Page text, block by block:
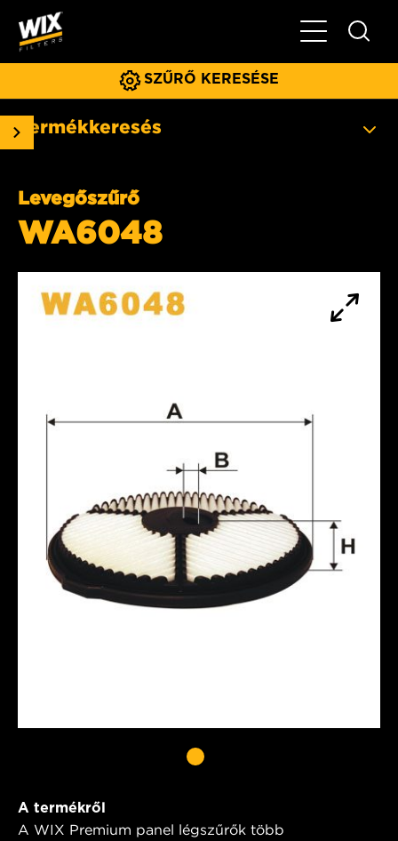
Főmenü
SZŰRŐ KERESÉSE
Termékkeresés
Levegőszűrő
WA6048
A termékről
A WIX Premium panel légszűrők több